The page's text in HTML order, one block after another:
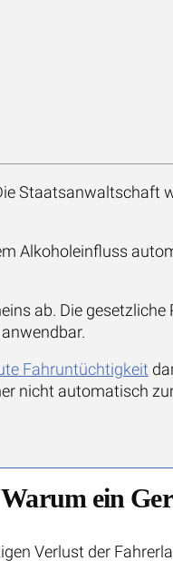
Staatsanwaltschaft
Alkoholeinfluss
ab. Die gesetzliche
Fahruntüchtigkeit
nicht automatisch
ein
Verlust der